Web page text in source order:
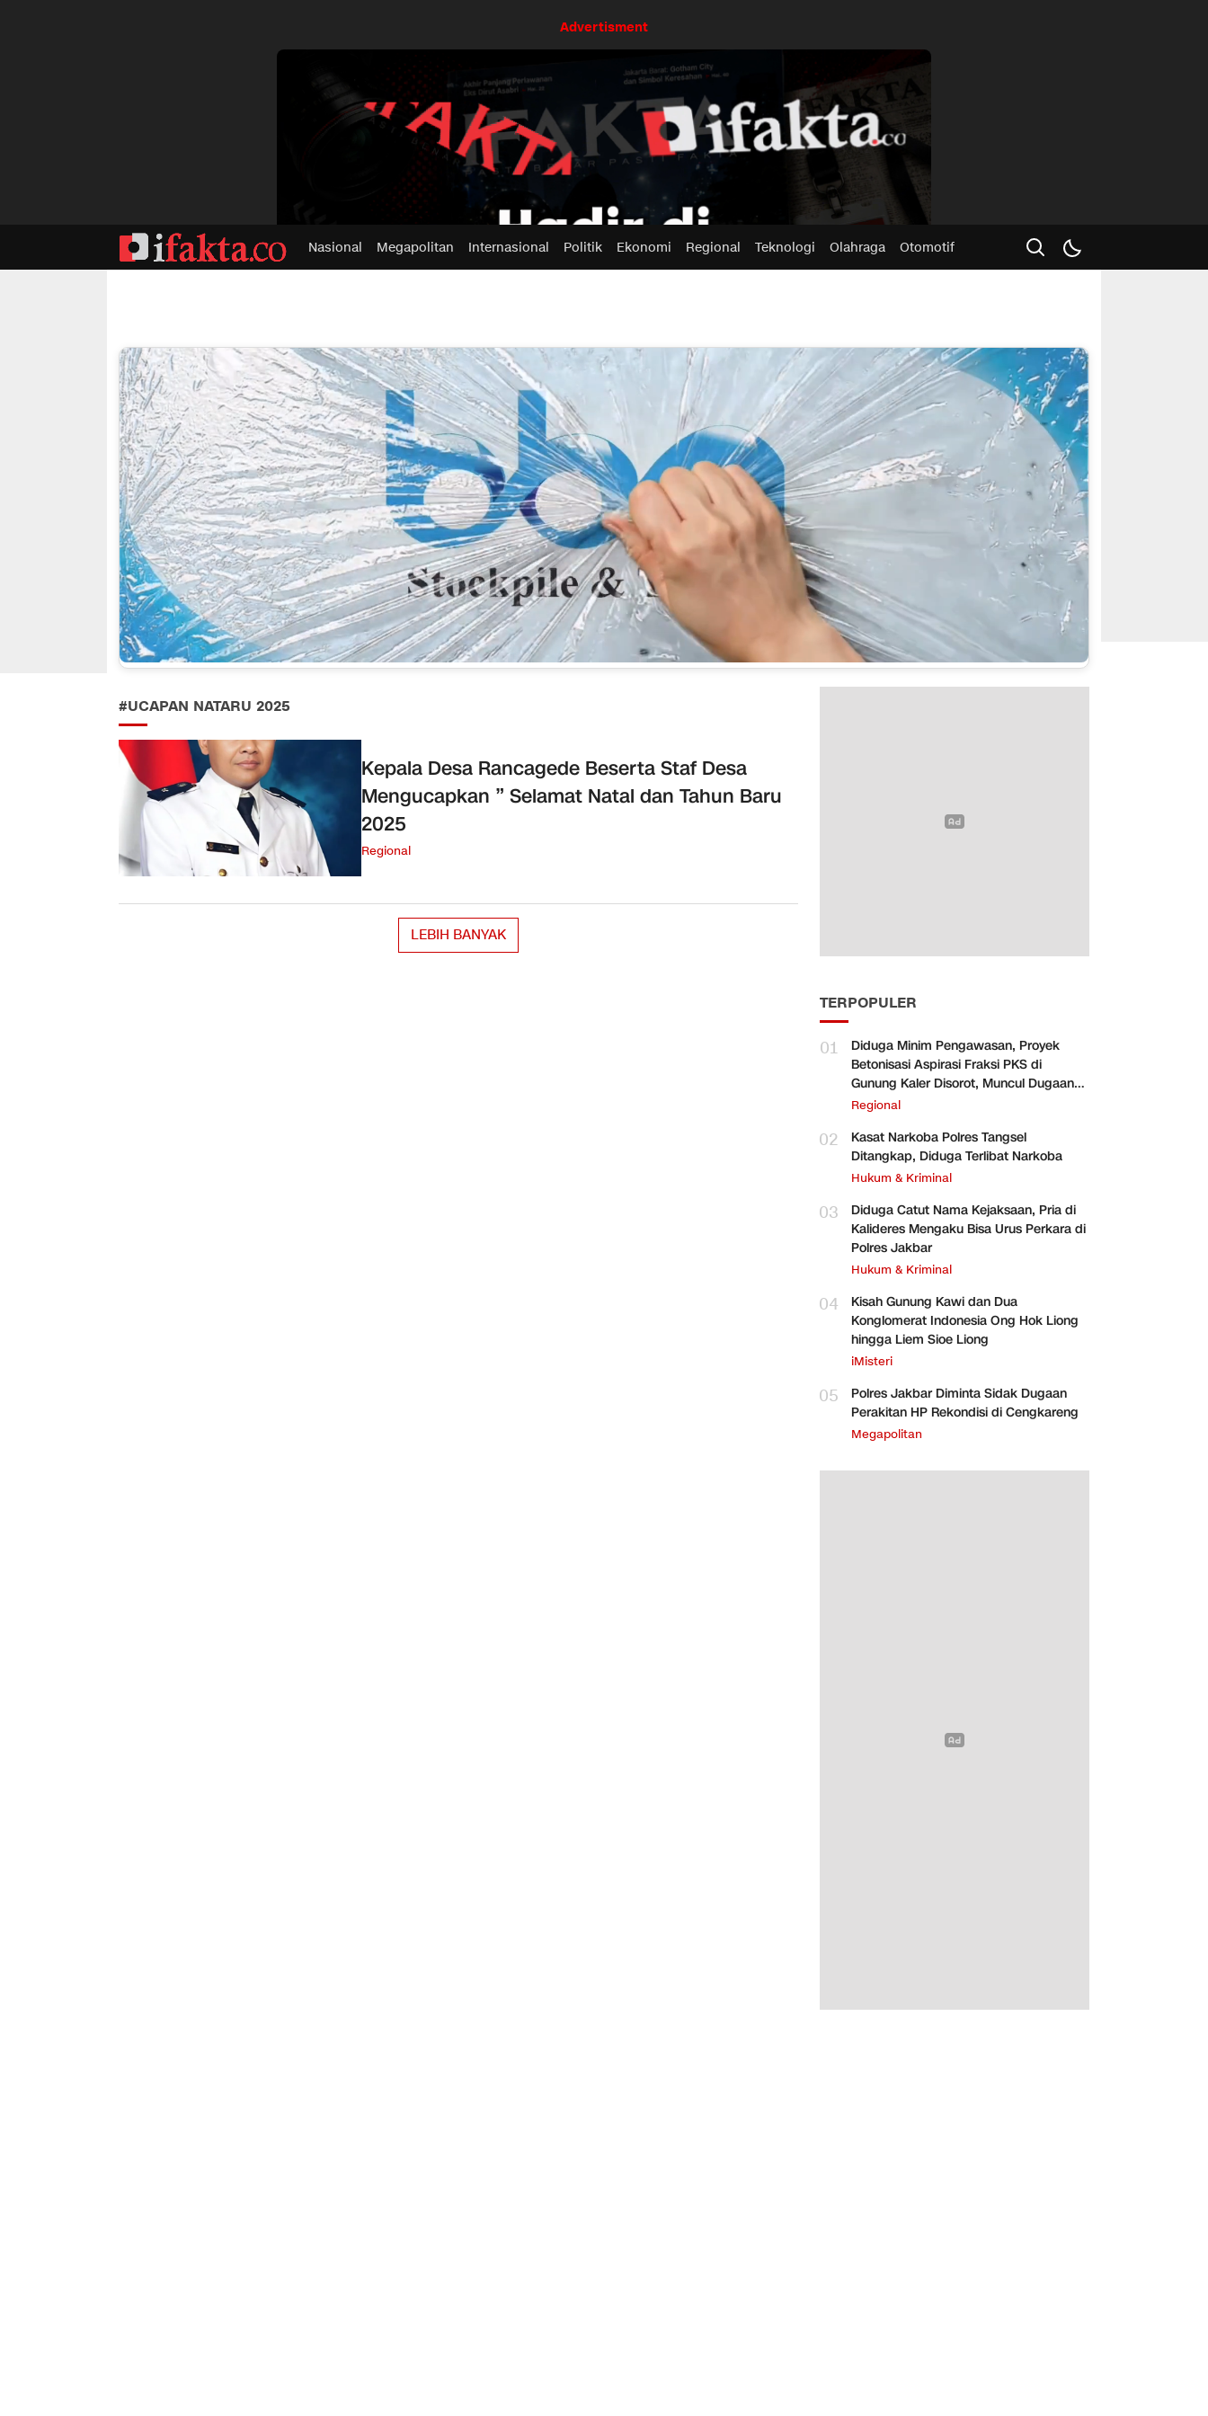
Advertisment
Nasional Megapolitan Internasional Politik Ekonomi Regional Teknologi Olahraga Otomotif
#UCAPAN NATARU 2025
Kepala Desa Rancagede Beserta Staf Desa
Mengucapkan ” Selamat Natal dan Tahun Baru
2025
Regional
LEBIH BANYAK
TERPOPULER
01
Diduga Minim Pengawasan, Proyek
Betonisasi Aspirasi Fraksi PKS di
Gunung Kaler Disorot, Muncul Dugaan
Pengurangan Volume
Regional
02
Kasat Narkoba Polres Tangsel
Ditangkap, Diduga Terlibat Narkoba
Hukum & Kriminal
03
Diduga Catut Nama Kejaksaan, Pria di
Kalideres Mengaku Bisa Urus Perkara di
Polres Jakbar
Hukum & Kriminal
04
Kisah Gunung Kawi dan Dua
Konglomerat Indonesia Ong Hok Liong
hingga Liem Sioe Liong
iMisteri
05
Polres Jakbar Diminta Sidak Dugaan
Perakitan HP Rekondisi di Cengkareng
Megapolitan